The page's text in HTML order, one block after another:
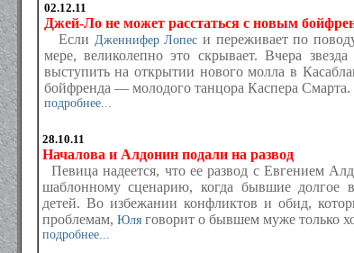
02.12.11
Джей-Ло не может расстаться с новым
Если Дженнифер Лопес и переживает по
мере, великолепно это скрывает. Вчера
выступить на открытии нового молла в
бойфренда — молодого танцора Каспера Смарта.
подробнее...
28.10.11
Началова и Алдонин подали на развод
Певица надеется, что ее развод с Евгением
шаблонному сценарию, когда бывшие долгое
детей. Во избежании конфликтов и обид,
проблемам, Юляговорит о бывшем муже только
подробнее...